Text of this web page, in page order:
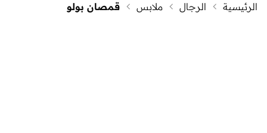
الرئيسية الرجال ملابس قمصان بولو